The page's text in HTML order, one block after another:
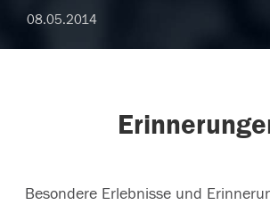
08.05.2014
Besondere Erlebnisse und